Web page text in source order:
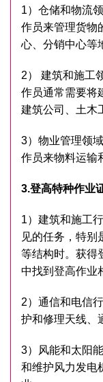
1）仓储和物流
作员来管理货物
心、分销中心等
2） 建筑和施工
作员通常需要将
建筑公司、土木
3）物业管理领
作员来物料运输
3.登高特种作业
1）建筑和施工
见的任务，特别
等结构时。获得
中找到登高作业
2）通信和电信
护和修理天线、
3）风能和太阳
和维护风力发电